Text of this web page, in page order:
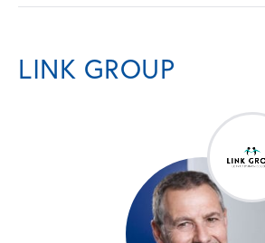
LINK GROUP